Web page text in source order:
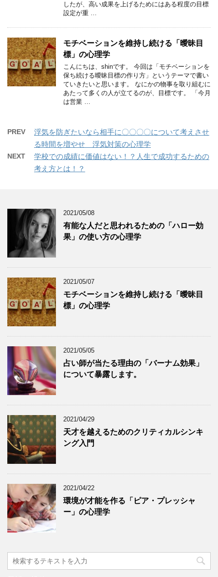
したが、高い成果を上げるためにはある程度の目標
設定が重 …
モチベーションを維持し続ける「曖昧目
標」の心理学
こんにちは、shinです。 今回は「モチベーションを
保ち続ける曖昧目標の作り方」というテーマで書い
ていきたいと思います。 なにかの物事を取り組むに
あたって多くの人が立てるのが、目標です。 「今月
は営業 …
PREV
浮気を防ぎたいなら相手に〇〇〇〇について考えさせ
る時間を増やせ 浮気対策の心理学
NEXT
学校での成績に価値はない！？人生で成功するための
考え方とは！？
2021/05/08
有能な人だと思われるための「ハロー効
果」の使い方の心理学
2021/05/07
モチベーションを維持し続ける「曖昧目
標」の心理学
2021/05/05
占い師が当たる理由の「バーナム効果」
について暴露します。
2021/04/29
天才を越えるためのクリティカルシンキ
ング入門
2021/04/22
環境が才能を作る「ピア・プレッシャ
ー」の心理学